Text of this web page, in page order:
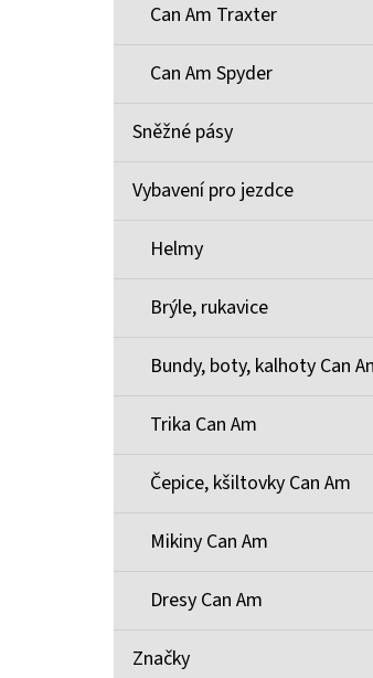
Can Am Traxter
Can Am Spyder
Sněžné pásy
Vybavení pro jezdce
Helmy
Brýle, rukavice
Bundy, boty, kalhoty Can
Trika Can Am
Čepice, kšiltovky Can Am
Mikiny Can Am
Dresy Can Am
Značky